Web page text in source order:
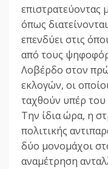
επιστρατεύοντας
όπως
επενδύει στις
από τους
Λοβέρδο στον
εκλογών, οι
ταχθούν υπέρ
Την ίδια ώρα, η
πολιτικής
δύο μονομάχοι
αναμέτρηση